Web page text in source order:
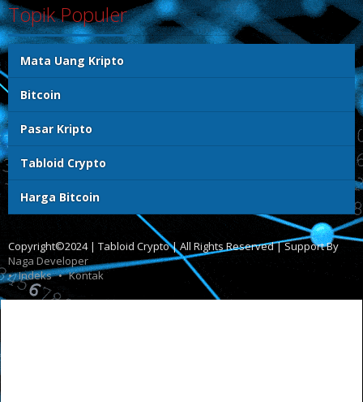
Topik Populer
Mata Uang Kripto
Bitcoin
Pasar Kripto
Tabloid Crypto
Harga Bitcoin
Copyright©2024 | Tabloid Crypto | All Rights Reserved | Support By
Naga Developer
Indeks
Kontak